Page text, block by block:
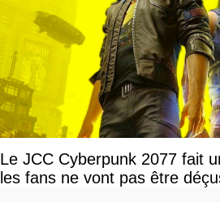
Le JCC Cyberpunk 2077 fait
les fans ne vont pas être